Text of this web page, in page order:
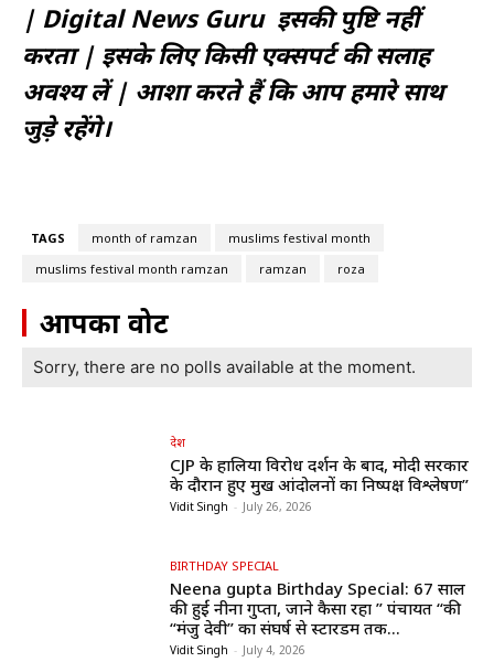
| Digital News Guru इसकी पुष्टि नहीं
करता | इसके लिए किसी एक्सपर्ट की सलाह
अवश्य लें | आशा करते हैं कि आप हमारे साथ
जुड़े रहेंगे।
TAGS month of ramzan
muslims festival month
muslims festival month ramzan
ramzan roza
आपका वोट
Sorry, there are no polls available at the moment.
देश
CJP के हालिया विरोध प्रदर्शन के बाद, मोदी सरकार
के दौरान हुए प्रमुख आंदोलनों का निष्पक्ष विश्लेषण”
Vidit Singh - July 26, 2026
BIRTHDAY SPECIAL
Neena gupta Birthday Special: 67 साल
की हुईं नीना गुप्ता, जाने कैसा रहा ” पंचायत “की
“मंजु देवी” का संघर्ष से स्टारडम तक...
Vidit Singh - July 4, 2026